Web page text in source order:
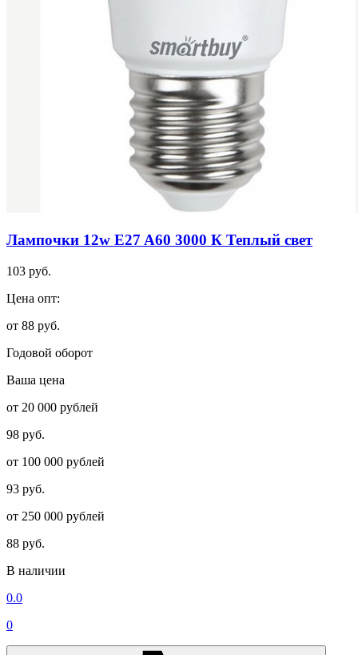
Лампочки 12w E27 A60 3000 К Теплый свет
103 руб.
Цена опт:
от 88 руб.
Годовой оборот
Ваша цена
от 20 000 рублей
98 руб.
от 100 000 рублей
93 руб.
от 250 000 рублей
88 руб.
В наличии
0.0
0